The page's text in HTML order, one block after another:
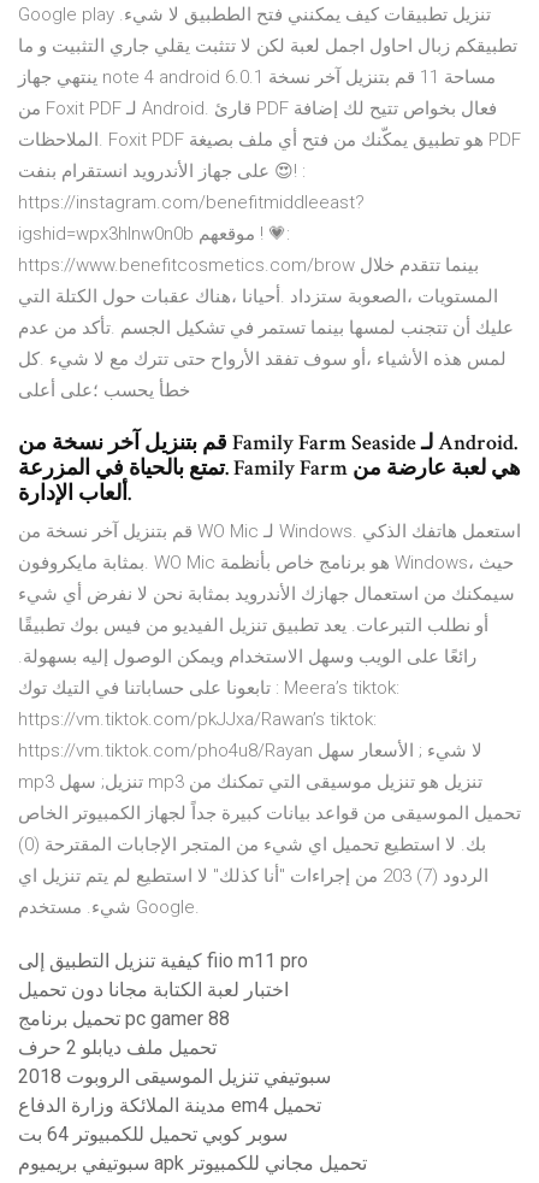
Google play تنزيل تطبيقات كيف يمكنني فتح الططبيق لا شيء.
تطبيقكم زبال احاول اجمل لعبة لكن لا تتثبت يقلي جاري التثبيت و ما
ينتهي جهاز note 4 android 6.0.1 مساحة 11 قم بتنزيل آخر نسخة
من Foxit PDF لـ Android. قارئ PDF فعال بخواص تتيح لك إضافة
الملاحظات. Foxit PDF هو تطبيق يمكّنك من فتح أي ملف بصيغة PDF
على جهاز الأندرويد انستقرام بنفت 😍! :
https://instagram.com/benefitmiddleeast?
igshid=wpx3hlnw0n0b موقعهم ! 💗:
https://www.benefitcosmetics.com/brow بينما تتقدم خلال
المستويات ،الصعوبة ستزداد .أحيانا ،هناك عقبات حول الكتلة التي
عليك أن تتجنب لمسها بينما تستمر في تشكيل الجسم .تأكد من عدم
لمس هذه الأشياء ،أو سوف تفقد الأرواح حتى تترك مع لا شيء .كل
خطأ يحسب ؛على أعلى
قم بتنزيل آخر نسخة من Family Farm Seaside لـ Android.
تمتع بالحياة في المزرعة. Family Farm هي لعبة عارضة من
ألعاب الإدارة.
قم بتنزيل آخر نسخة من WO Mic لـ Windows. استعمل هاتفك الذكي
بمثابة مايكروفون. WO Mic هو برنامج خاص بأنظمة Windows، حيث
سيمكنك من استعمال جهازك الأندرويد بمثابة نحن لا نفرض أي شيء
أو نطلب التبرعات. يعد تطبيق تنزيل الفيديو من فيس بوك تطبيقًا
رائعًا على الويب وسهل الاستخدام ويمكن الوصول إليه بسهولة.
تابعونا على حساباتنا في التيك توك : Meera’s tiktok:
https://vm.tiktok.com/pkJJxa/Rawan’s tiktok:
https://vm.tiktok.com/pho4u8/Rayan لا شيء ; الأسعار سهل
mp3 تنزيل; سهل mp3 تنزيل هو تنزيل موسيقى التي تمكنك من
تحميل الموسيقى من قواعد بيانات كبيرة جداً لجهاز الكمبيوتر الخاص
بك. لا استطيع تحميل اي شيء من المتجر الإجابات المقترحة (0)
الردود (7) 203 من إجراءات "أنا كذلك" لا استطيع لم يتم تنزيل اي
شيء. مستخدم Google.
كيفية تنزيل التطبيق إلى fiio m11 pro
اختبار لعبة الكتابة مجانا دون تحميل
تحميل برنامج pc gamer 88
تحميل ملف ديابلو 2 حرف
سبوتيفي تنزيل الموسيقى الروبوت 2018
مدينة الملائكة وزارة الدفاع em4 تحميل
سوبر كوبي تحميل للكمبيوتر 64 بت
سبوتيفي بريميوم apk تحميل مجاني للكمبيوتر